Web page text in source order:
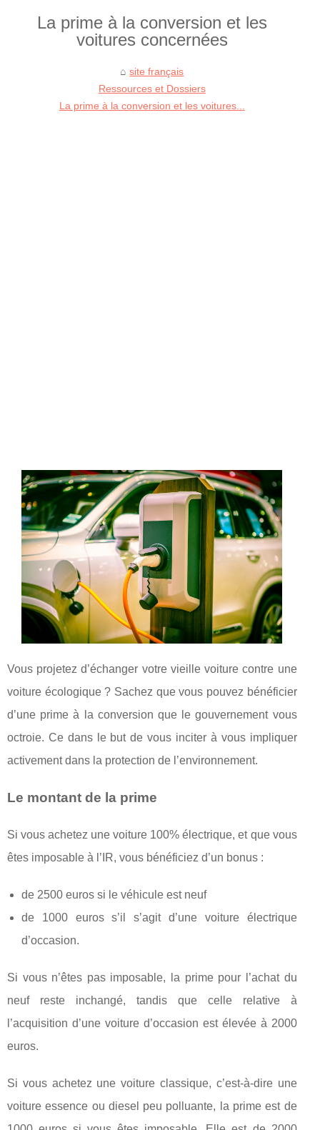
La prime à la conversion et les
voitures concernées
site français
Ressources et Dossiers
La prime à la conversion et les voitures...
Vous projetez d’échanger votre vieille voiture contre une
voiture écologique ? Sachez que vous pouvez bénéficier
d’une prime à la conversion que le gouvernement vous
octroie. Ce dans le but de vous inciter à vous impliquer
activement dans la protection de l’environnement.
Le montant de la prime
Si vous achetez une voiture 100% électrique, et que vous
êtes imposable à l’IR, vous bénéficiez d’un bonus :
de 2500 euros si le véhicule est neuf
de 1000 euros s’il s’agit d’une voiture électrique
d’occasion.
Si vous n’êtes pas imposable, la prime pour l’achat du
neuf reste inchangé, tandis que celle relative à
l’acquisition d’une voiture d’occasion est élevée à 2000
euros.
Si vous achetez une voiture classique, c’est-à-dire une
voiture essence ou diesel peu polluante, la prime est de